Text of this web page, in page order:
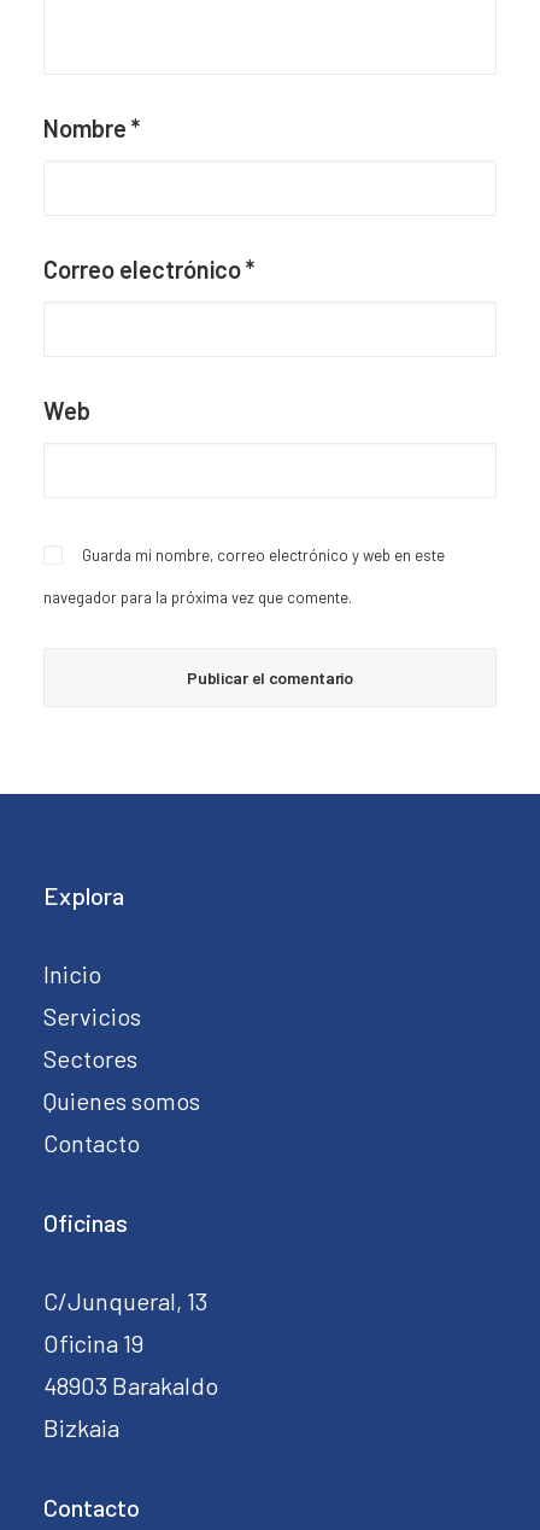
Nombre *
Correo electrónico*
Web
Guarda mi nombre, correo electrónico y web en este
navegador para la próxima vez que comente.
Explora
Inicio
Servicios
Sectores
Quienes somos
Contacto
Oficinas
C/Junqueral, 13
Oficina 19
48903 Barakaldo
Bizkaia
Contacto